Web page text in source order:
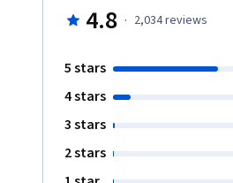
4.8 · 2,034reviews
5 stars
4 stars
3 stars
2 stars